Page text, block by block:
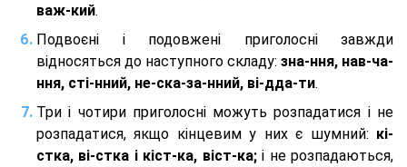
важ-кий.
Подвоєні і подовжені приголосні завжди
відносяться до наступного складу: зна-ння, нав-ча-
ння, сті-нний, не-ска-за-нний, ві-дда-ти.
Три і чотири приголосні можуть розпадатися і не
розпадатися, якщо кінцевим у них є шумний: кі-
стка, ві-стка і кіст-ка, віст-ка;і не розпадаються,